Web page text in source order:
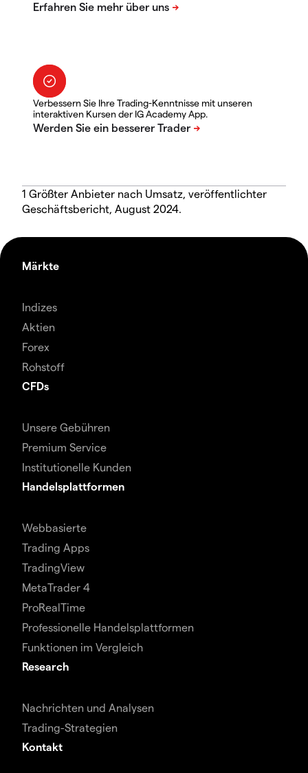
Verbessern Sie Ihre Trading-Kenntnisse mit unseren
interaktiven Kursen der IG Academy App.
1 Größter Anbieter nach Umsatz, veröffentlichter
Geschäftsbericht, August 2024.
Märkte
Indizes
Aktien
Forex
Rohstoff
CFDs
Unsere Gebühren
Premium Service
Institutionelle Kunden
Handelsplattformen
Webbasierte
Trading Apps
TradingView
MetaTrader 4
ProRealTime
Professionelle Handelsplattformen
Funktionen im Vergleich
Research
Nachrichten und Analysen
Trading-Strategien
Kontakt